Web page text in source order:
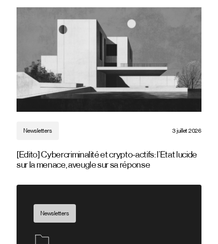
Newsletters 3 juillet 2026
[Edito] Cybercriminalité et crypto-actifs: l’Etat lucide
sur la menace, aveugle sur sa réponse
Newsletters